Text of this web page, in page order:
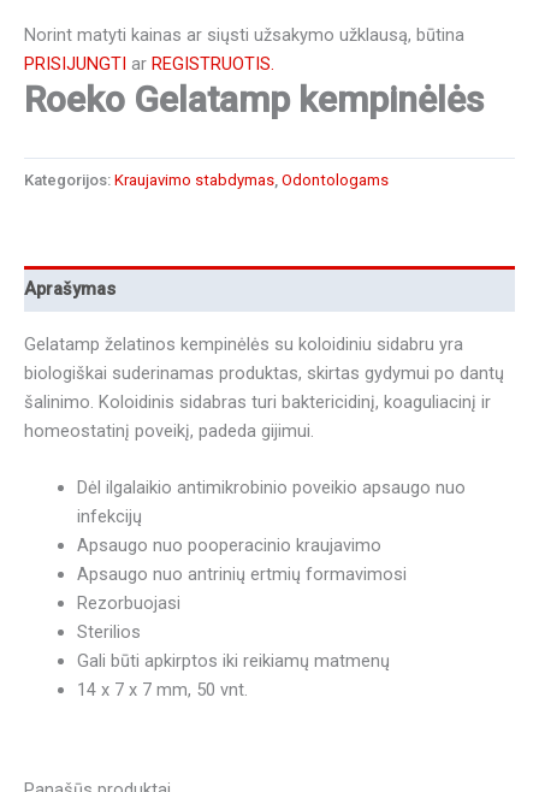
Norint matyti kainas ar siųsti užsakymo užklausą, būtina
PRISIJUNGTI ar REGISTRUOTIS.
Roeko Gelatamp kempinėlės
Kategorijos: Kraujavimo stabdymas, Odontologams
Aprašymas
Gelatamp želatinos kempinėlės su koloidiniu sidabru yra
biologiškai suderinamas produktas, skirtas gydymui po dantų
šalinimo. Koloidinis sidabras turi baktericidinį, koaguliacinį ir
homeostatinį poveikį, padeda gijimui.
Dėl ilgalaikio antimikrobinio poveikio apsaugo nuo
infekcijų
Apsaugo nuo pooperacinio kraujavimo
Apsaugo nuo antrinių ertmių formavimosi
Rezorbuojasi
Sterilios
Gali būti apkirptos iki reikiamų matmenų
14 x 7 x 7 mm, 50 vnt.